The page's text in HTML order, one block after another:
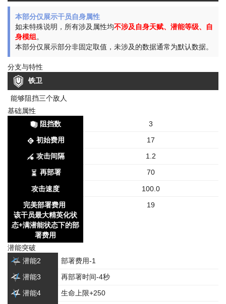
本部分仅展示干员自身属性
如未特殊说明，所有涉及属性均不涉及自身天赋、潜能等级、自
身模组 。
本部分仅展示部分非固定取值，未涉及的数据通常为默认数据。
分支与特性
铁卫
能够阻挡三个敌人
基础属性
阻挡数
3
初始费用 17
攻击间隔 1.2
再部署 70
攻击速度 100.0
完美部署费用
该干员最大精英化状
态+满潜能状态下的部
署费用
19
潜能突破
潜能2
部署费用-1
潜能3 再部署时间-4秒
潜能4 生命上限+250